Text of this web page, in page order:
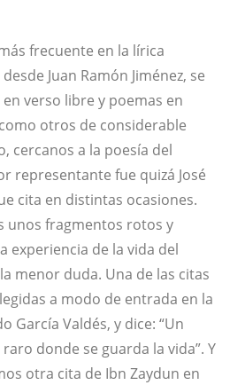
frecuente en la lírica
Juan Ramón Jiménez, se
verso libre y poemas en
otros de considerable
cercanos a la poesía del
representante fue quizá José
cita en distintas ocasiones.
unos fragmentos rotos y
experiencia de la vida del
menor duda. Una de las citas
a modo de entrada en la
García Valdés, y dice: “Un
donde se guarda la vida”. Y
otra cita de Ibn Zaydun en